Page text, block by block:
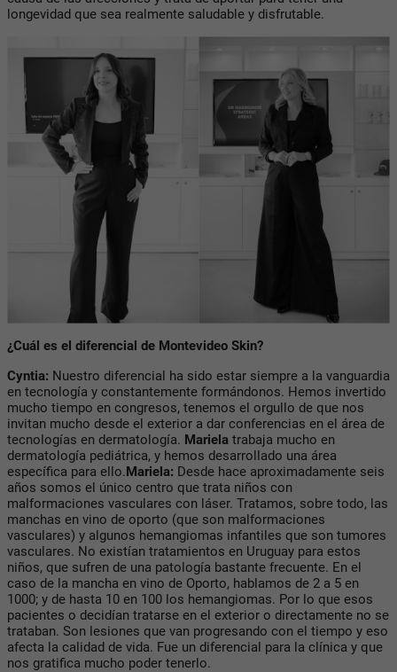
longevidad que sea realmente saludable y disfrutable.
¿Cuál es el diferencial de Montevideo Skin?
Cyntia: Nuestro diferencial ha sido estar siempre a la vanguardia
en tecnología y constantemente formándonos. Hemos invertido
mucho tiempo en congresos, tenemos el orgullo de que nos
invitan mucho desde el exterior a dar conferencias en el área de
tecnologías en dermatología. Mariela trabaja mucho en
dermatología pediátrica, y hemos desarrollado una área
específica para ello.Mariela: Desde hace aproximadamente seis
años somos el único centro que trata niños con
malformaciones vasculares con láser. Tratamos, sobre todo, las
manchas en vino de oporto (que son malformaciones
vasculares) y algunos hemangiomas infantiles que son tumores
vasculares. No existían tratamientos en Uruguay para estos
niños, que sufren de una patología bastante frecuente. En el
caso de la mancha en vino de Oporto, hablamos de 2 a 5 en
1000; y de hasta 10 en 100 los hemangiomas. Por lo que esos
pacientes o decidían tratarse en el exterior o directamente no se
trataban. Son lesiones que van progresando con el tiempo y eso
afecta la calidad de vida. Fue un diferencial para la clínica y que
nos gratifica mucho poder tenerlo.